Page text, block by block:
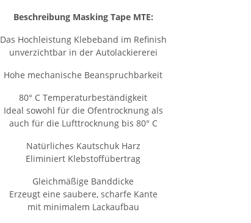
Beschreibung Masking Tape MTE:
Das Hochleistung Klebeband im Refinish
unverzichtbar in der Autolackiererei
Hohe mechanische Beanspruchbarkeit
80° C Temperaturbeständigkeit
Ideal sowohl für die Ofentrocknung als
auch für die Lufttrocknung bis 80° C
Natürliches Kautschuk Harz
Eliminiert Klebstoffübertrag
Gleichmäßige Banddicke
Erzeugt eine saubere, scharfe Kante
mit minimalem Lackaufbau